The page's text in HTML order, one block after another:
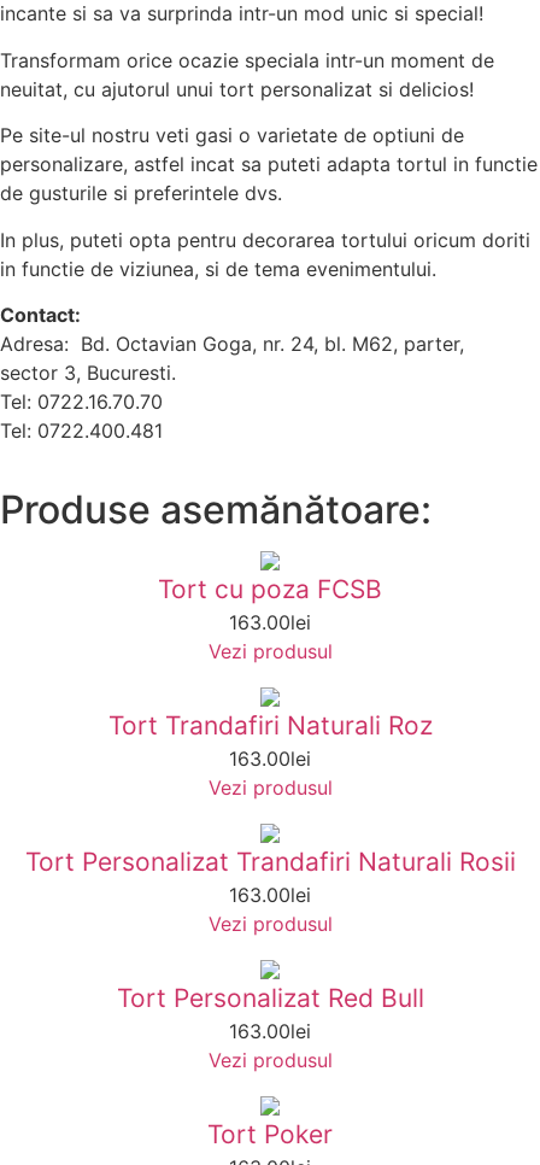
incante si sa va surprinda intr-un mod unic si special!
Transformam orice ocazie speciala intr-un moment de
neuitat, cu ajutorul unui tort personalizat si delicios!
Pe site-ul nostru veti gasi o varietate de optiuni de
personalizare, astfel incat sa puteti adapta tortul in functie
de gusturile si preferintele dvs.
In plus, puteti opta pentru decorarea tortului oricum doriti
in functie de viziunea, si de tema evenimentului.
Contact:
Adresa: Bd. Octavian Goga, nr. 24, bl. M62, parter,
sector 3, Bucuresti.
Tel: 0722.16.70.70
Tel: 0722.400.481
Produse asemănătoare:
Tort cu poza FCSB
163.00lei
Vezi produsul
Tort Trandafiri Naturali Roz
163.00lei
Vezi produsul
Tort Personalizat Trandafiri Naturali Rosii
163.00lei
Vezi produsul
Tort Personalizat Red Bull
163.00lei
Vezi produsul
Tort Poker